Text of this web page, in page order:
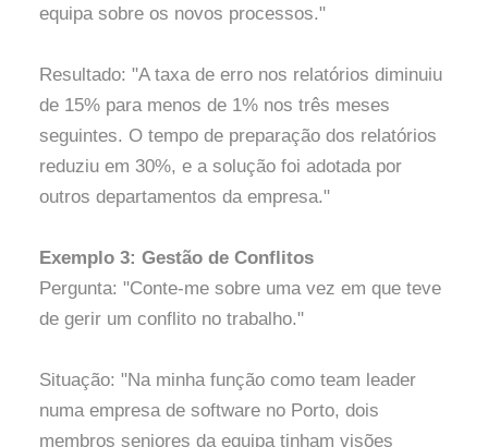
equipa sobre os novos processos."
Resultado: "A taxa de erro nos relatórios diminuiu
de 15% para menos de 1% nos três meses
seguintes. O tempo de preparação dos relatórios
reduziu em 30%, e a solução foi adotada por
outros departamentos da empresa."
Exemplo 3: Gestão de Conflitos
Pergunta: "Conte-me sobre uma vez em que teve
de gerir um conflito no trabalho."
Situação: "Na minha função como team leader
numa empresa de software no Porto, dois
membros seniores da equipa tinham visões